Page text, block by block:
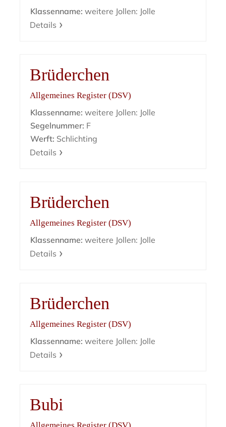
Klassenname: weitere Jollen: Jolle
Details
Brüderchen
Allgemeines Register (DSV)
Klassenname: weitere Jollen: Jolle
Segelnummer: F
Werft: Schlichting
Details
Brüderchen
Allgemeines Register (DSV)
Klassenname: weitere Jollen: Jolle
Details
Brüderchen
Allgemeines Register (DSV)
Klassenname: weitere Jollen: Jolle
Details
Bubi